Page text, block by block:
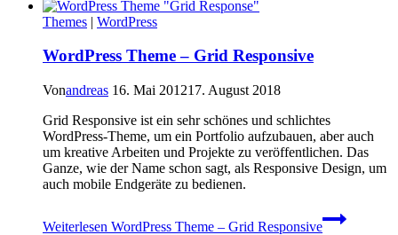
Themes | WordPress
WordPress Theme – Grid Responsive
Vonandreas 16. Mai 201217. August 2018
Grid Responsive ist ein sehr schönes und schlichtes
WordPress-Theme, um ein Portfolio aufzubauen, aber auch
um kreative Arbeiten und Projekte zu veröffentlichen. Das
Ganze, wie der Name schon sagt, als Responsive Design, um
auch mobile Endgeräte zu bedienen.
Weiterlesen WordPress Theme – Grid Responsive